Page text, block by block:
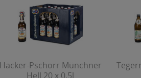
Hacker-Pschorr Münchner
Hell 20 x 0,5l